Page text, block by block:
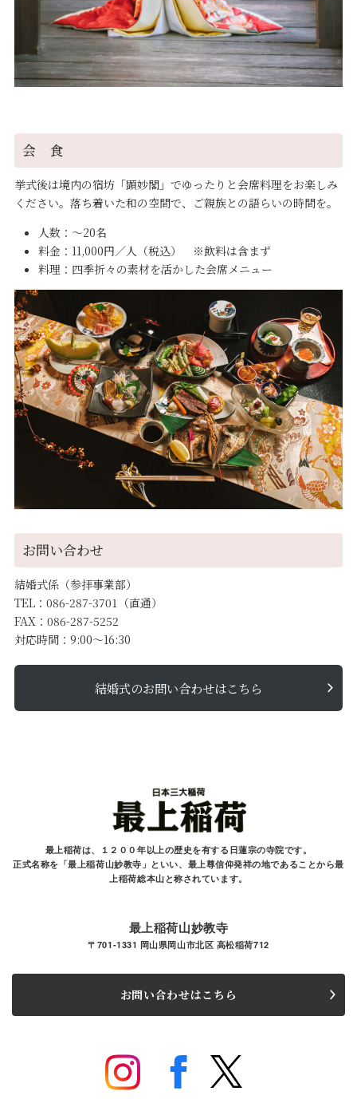
会 食
挙式後は境内の宿坊「顕妙閣」でゆったりと会席料理をお楽しみ
ください。落ち着いた和の空間で、ご親族との語らいの時間を。
人数：～20名
料金：11,000円／人（税込） ※飲料は含まず
料理：四季折々の素材を活かした会席メニュー
お問い合わせ
結婚式係（参拝事業部）
TEL：086-287-3701（直通）
FAX：086-287-5252
対応時間：9:00～16:30
結婚式のお問い合わせはこちら
最上稲荷は、１２００年以上の歴史を有する 日蓮宗の寺院です。
正式名称を「最上稲荷山妙教寺」といい、最上尊信仰発祥の地であることから最
上稲荷総本山と称されています。
最上稲荷山妙教寺
〒701-1331 岡山県岡山市北区 高松稲荷712
お問い合わせはこちら